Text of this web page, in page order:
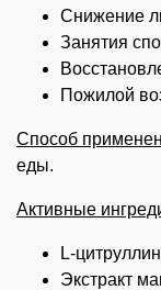
Снижение
Занятия
Пожилой
Способ
еды.
Активные
L-
Экстракт